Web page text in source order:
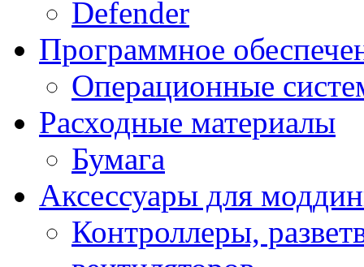
Defender
Программное
Операционные
Расходные материалы
Бумага
Аксессуары для
Контроллеры,